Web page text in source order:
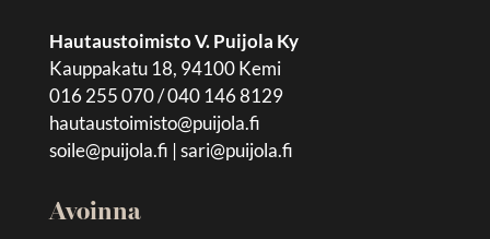
Hautaustoimisto V. Puijola Ky
Kauppakatu 18, 94100 Kemi
016 255 070 / 040 146 8129
hautaustoimisto@puijola.fi
soile@puijola.fi |sari@puijola.fi
Avoinna